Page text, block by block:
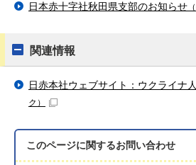
日本赤十字社秋田県支部のお知らせ
関連情報
日赤本社ウェブサイト：ウクライナ
ク）
このページに関するお問い合わせ